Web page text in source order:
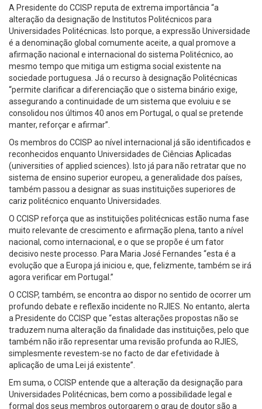
A Presidente do CCISP reputa de extrema importância “a
alteração da designação de Institutos Politécnicos para
Universidades Politécnicas. Isto porque, a expressão Universidade
é a denominação global comumente aceite, a qual promove a
afirmação nacional e internacional do sistema Politécnico, ao
mesmo tempo que mitiga um estigma social existente na
sociedade portuguesa. Já o recurso à designação Politécnicas
“permite clarificar a diferenciação que o sistema binário exige,
assegurando a continuidade de um sistema que evoluiu e se
consolidou nos últimos 40 anos em Portugal, o qual se pretende
manter, reforçar e afirmar”.
Os membros do CCISP ao nível internacional já são identificados e
reconhecidos enquanto Universidades de Ciências Aplicadas
(universities of applied sciences). Isto já para não retratar que no
sistema de ensino superior europeu, a generalidade dos países,
também passou a designar as suas instituições superiores de
cariz politécnico enquanto Universidades.
O CCISP reforça que as instituições politécnicas estão numa fase
muito relevante de crescimento e afirmação plena, tanto a nível
nacional, como internacional, e o que se propõe é um fator
decisivo neste processo. Para Maria José Fernandes “esta é a
evolução que a Europa já iniciou e, que, felizmente, também se irá
agora verificar em Portugal.”
O CCISP, também, se encontra ao dispor no sentido de ocorrer um
profundo debate e reflexão incidente no RJIES. No entanto, alerta
a Presidente do CCISP que “estas alterações propostas não se
traduzem numa alteração da finalidade das instituições, pelo que
também não irão representar uma revisão profunda ao RJIES,
simplesmente revestem-se no facto de dar efetividade à
aplicação de uma Lei já existente”.
Em suma, o CCISP entende que a alteração da designação para
Universidades Politécnicas, bem como a possibilidade legal e
formal dos seus membros outorgarem o grau de doutor são a